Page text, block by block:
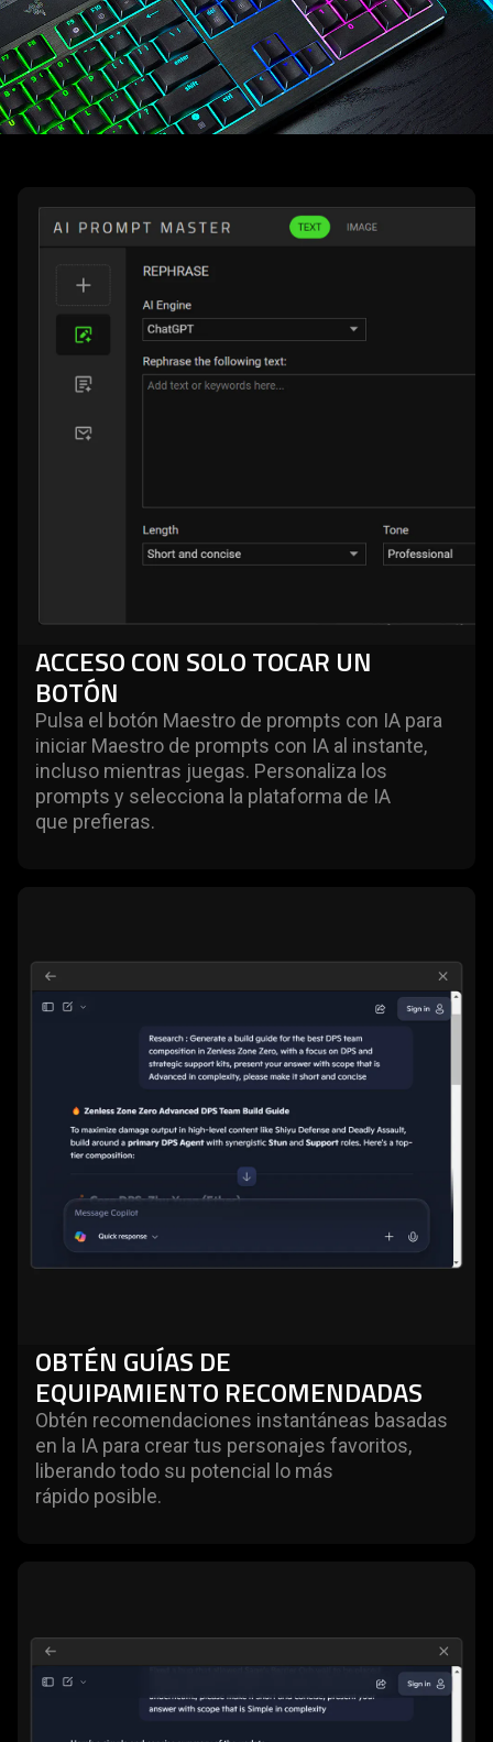
ACCESO CON SOLO TOCAR UN
BOTÓN
Pulsa el botón Maestro de prompts con IA para
iniciar Maestro de prompts con IA al instante,
incluso mientras juegas. Personaliza los
prompts y selecciona la plataforma de IA
que prefieras.
OBTÉN GUÍAS DE
EQUIPAMIENTO RECOMENDADAS
Obtén recomendaciones instantáneas basadas
en la IA para crear tus personajes favoritos,
liberando todo su potencial lo más
rápido posible.